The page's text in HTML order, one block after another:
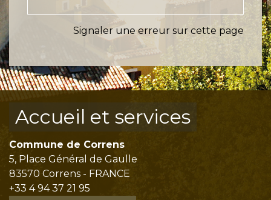
Signaler une erreur sur cette page
Accueil et services
Commune de Correns
5, Place Général de Gaulle
83570 Correns - FRANCE
+33 4 94 37 21 95